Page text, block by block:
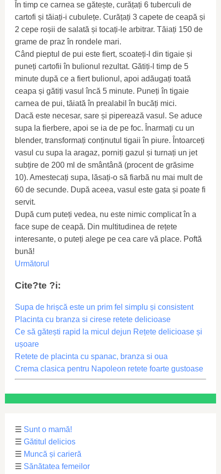
În timp ce carnea se gătește, curățați 6 tuberculi de
cartofi și tăiați-i cubulețe. Curățați 3 capete de ceapă și
2 cepe roșii de salată și tocați-le arbitrar. Tăiați 150 de
grame de praz în rondele mari.
Când pieptul de pui este fiert, scoateți-l din tigaie și
puneți cartofii în bulionul rezultat. Gătiți-l timp de 5
minute după ce a fiert bulionul, apoi adăugați toată
ceapa și gătiți vasul încă 5 minute. Puneți în tigaie
carnea de pui, tăiată în prealabil în bucăți mici.
Dacă este necesar, sare și piperează vasul. Se aduce
supa la fierbere, apoi se ia de pe foc. Înarmați cu un
blender, transformați conținutul tigaii în piure. Întoarceți
vasul cu supa la aragaz, porniți gazul și turnați un jet
subțire de 200 ml de smântână (procent de grăsime
10). Amestecați supa, lăsați-o să fiarbă nu mai mult de
60 de secunde. După aceea, vasul este gata și poate fi
servit.
După cum puteți vedea, nu este nimic complicat în a
face supe de ceapă. Din multitudinea de rețete
interesante, o puteți alege pe cea care vă place. Poftă
bună!
Următorul
Cite?te ?i:
Supa de hrișcă este un prim fel simplu și consistent
Placinta cu branza si cirese retete delicioase
Ce să gătești rapid la micul dejun Rețete delicioase și
ușoare
Retete de placinta cu spanac, branza si oua
Crema clasica pentru Napoleon retete foarte gustoase
☰ Sunt o mamă!
☰ Gătitul delicios
☰ Muncă și carieră
☰ Sănătatea femeilor